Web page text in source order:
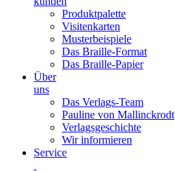
Produktpalette
Visitenkarten
Musterbeispiele
Das Braille-Format
Das Braille-Papier
Über
uns
Das Verlags-Team
Pauline von Mallinckrodt
Verlagsgeschichte
Wir informieren
Service